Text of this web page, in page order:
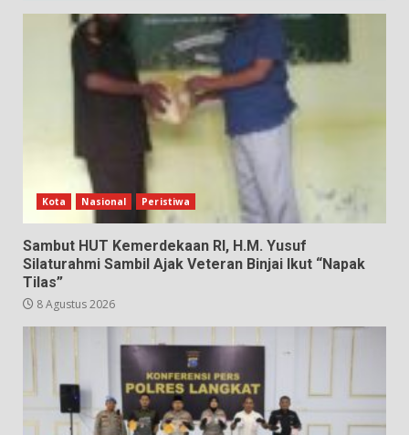
Kota Nasional Peristiwa
Sambut HUT Kemerdekaan RI, H.M. Yusuf
Silaturahmi Sambil Ajak Veteran Binjai Ikut “Napak
Tilas”
8 Agustus 2026